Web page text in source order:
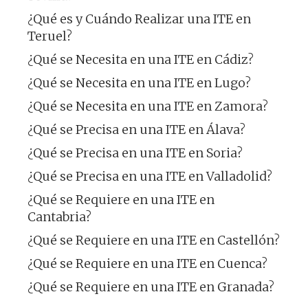
¿Qué es y Cuándo Realizar una ITE en
Teruel?
¿Qué se Necesita en una ITE en Cádiz?
¿Qué se Necesita en una ITE en Lugo?
¿Qué se Necesita en una ITE en Zamora?
¿Qué se Precisa en una ITE en Álava?
¿Qué se Precisa en una ITE en Soria?
¿Qué se Precisa en una ITE en Valladolid?
¿Qué se Requiere en una ITE en
Cantabria?
¿Qué se Requiere en una ITE en Castellón?
¿Qué se Requiere en una ITE en Cuenca?
¿Qué se Requiere en una ITE en Granada?